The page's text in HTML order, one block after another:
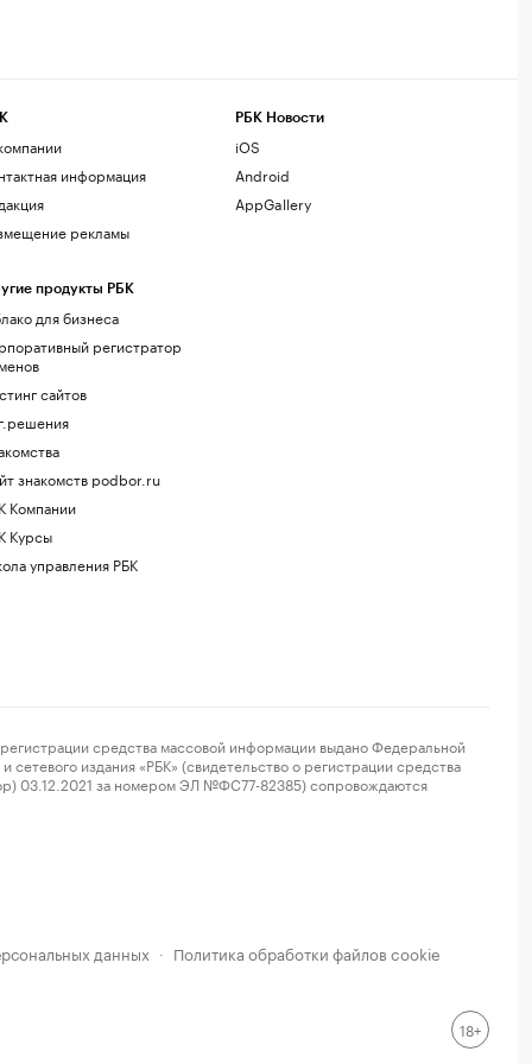
информация
рекламы
продукты РБК
для бизнеса
регистратор
сайтов
знакомств podbor.ru
Компании
Курсы
управления РБК
РБК Новости
iOS
Android
AppGallery
средства массовой информации выдано Федеральной
издания «РБК» (свидетельство о регистрации средства
03.12.2021 за номером ЭЛ №ФС77-82385) сопровождаются
данных · Политика обработки файлов cookie
18+